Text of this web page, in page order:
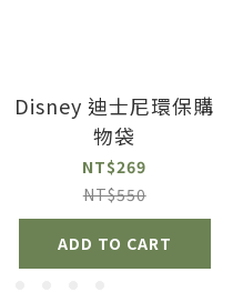
Disney 迪士尼環保購
物袋
NT$269
NT$550
ADD TO CART